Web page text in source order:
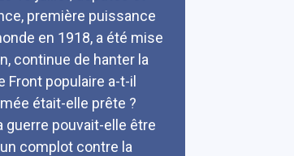
première puissance
en 1918, a été mise
continue de hanter la
Front populaire a-t-il
était-elle prête ?
guerre pouvait-elle être
complot contre la